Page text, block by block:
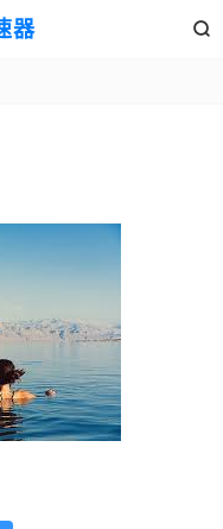
器 